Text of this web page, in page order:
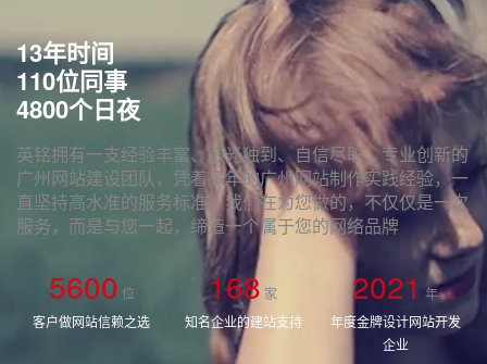
13年时间
110位同事
4800个日夜
英铭拥有一支经验丰富、眼光独到、自信尽职、专业创新的
广州网站建设团队，凭着多年的广州网站制作实践经验，一
直坚持高水准的服务标准。我们在为您做的，不仅仅是一次
服务，而是与您一起，缔造一个属于您的网络品牌
5600 位
客户做网站信赖之选
168 家
知名企业的建站支持
2021 年
年度金牌设计网站开发
企业